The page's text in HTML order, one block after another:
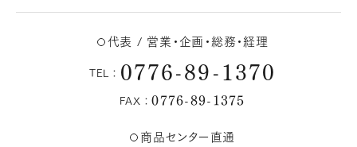
代表 / 営業・企画・総務・経理
TEL： 0776-89-1370
FAX：0776-89-1375
商品センター直通